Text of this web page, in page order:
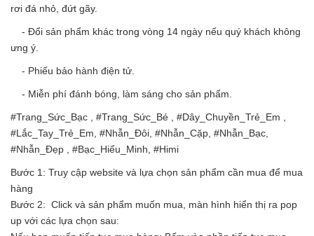
rơi đá nhỏ, đứt gãy.
- Đổi sản phẩm khác trong vòng 14 ngày nếu quý khách không
ưng ý.
- Phiếu bảo hành điện tử.
- Miễn phí đánh bóng, làm sáng cho sản phẩm.
#Trang_Sức_Bạc , #Trang_Sức_Bé , #Dây_Chuyền_Trẻ_Em ,
#Lắc_Tay_Trẻ_Em, #Nhẫn_Đôi, #Nhẫn_Cặp, #Nhẫn_Bạc,
#Nhẫn_Đẹp , #Bạc_Hiểu_Minh, #Himi
Bước 1: Truy cập website và lựa chọn sản phẩm cần mua để mua
hàng
Bước 2: Click và sản phẩm muốn mua, màn hình hiển thị ra pop
up với các lựa chọn sau: